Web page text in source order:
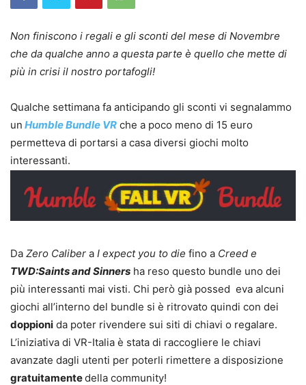
Non finiscono i regali e gli sconti del mese di Novembre
che da qualche anno a questa parte è quello che mette di
più in crisi il nostro portafogli!
Qualche settimana fa anticipando gli sconti vi segnalammo
un Humble Bundle VR che a poco meno di 15 euro
permetteva di portarsi a casa diversi giochi molto
interessanti.
Da Zero Caliber a I expect you to die fino a Creed e
TWD:Saints and Sinners ha reso questo bundle uno dei
più interessanti mai visti. Chi però già possed eva alcuni
giochi all’interno del bundle si è ritrovato quindi con dei
doppioni da poter rivendere sui siti di chiavi o regalare.
L’iniziativa di VR-Italia è stata di raccogliere le chiavi
avanzate dagli utenti per poterli rimettere a disposizione
gratuitamentedella community!